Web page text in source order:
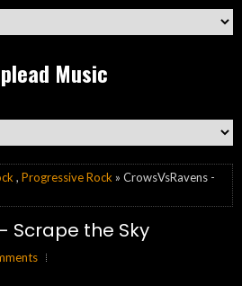
Music
, Progressive Rock » CrowsVsRavens -
Scrape the Sky